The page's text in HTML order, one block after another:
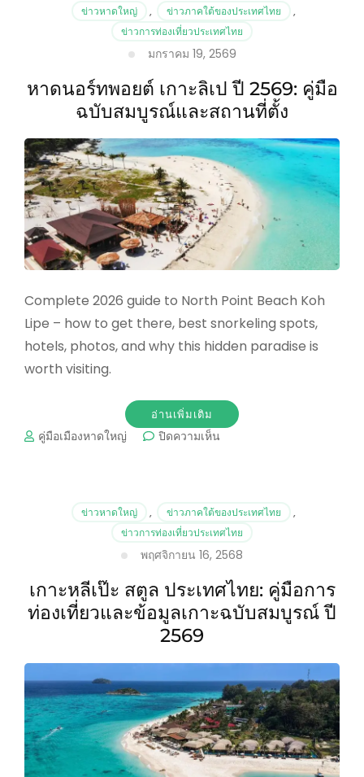
ข่าวหาดใหญ่ , ข่าวภาคใต้ของประเทศไทย
,
ข่าวการท่องเที่ยวประเทศไทย
มกราคม 19, 2569
หาดนอร์ทพอยต์ เกาะลิเป ปี 2569: คู่มือ
ฉบับสมบูรณ์และสถานที่ตั้ง
Complete 2026 guide to North Point Beach Koh
Lipe – how to get there, best snorkeling spots,
hotels, photos, and why this hidden paradise is
worth visiting.
อ่านเพิ่มเติม
คู่มือเมืองหาดใหญ่ ปิดความเห็น
Lipe
2026:
Ultimate
&
Location
ข่าวหาดใหญ่ , ข่าวภาคใต้ของประเทศไทย
,
ข่าวการท่องเที่ยวประเทศไทย
พฤศจิกายน 16, 2568
เกาะหลีเป๊ะ สตูล ประเทศไทย: คู่มือการ
ท่องเที่ยวและข้อมูลเกาะฉบับสมบูรณ์ ปี
2569